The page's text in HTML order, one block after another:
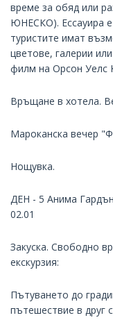
време за обяд или
ЮНЕСКО). Ессауира
туристите имат
цветове, галерии
филм на Орсон Уелс
Връщане в хотела.
Мароканска вечер
Нощувка.
ДЕН - 5 Анима
02.01
Закуска. Свободно
екскурзия:
Пътуването до
пътешествие в друг